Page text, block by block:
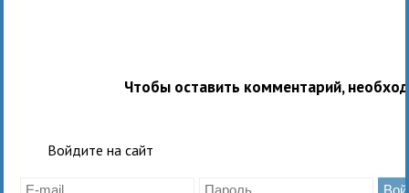
Чтобы оставить комментарий,
Войдите на сайт